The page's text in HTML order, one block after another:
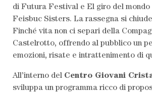
di Futura Festival e El giro del mondo
Feisbuc Sisters. La rassegna si
Finché vita non ci separi della
Castelrotto, offrendo al pubblico un
emozioni, risate e intrattenimento di
All’interno del Centro Giovani
sviluppa un programma ricco di